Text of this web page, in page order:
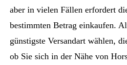
aber in vielen Fällen erfordert
bestimmten Betrag einkaufen.
günstigste Versandart wählen,
ob Sie sich in der Nähe von